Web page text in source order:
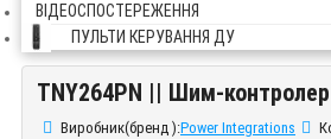
ВІДЕОСПОСТЕРЕЖЕННЯ
ПУЛЬТИ КЕРУВАННЯ ДУ
TNY264PN || Шим-контролер DIP-7
TNY264PN || Шим-
Виробник(бренд ):Power Integrations